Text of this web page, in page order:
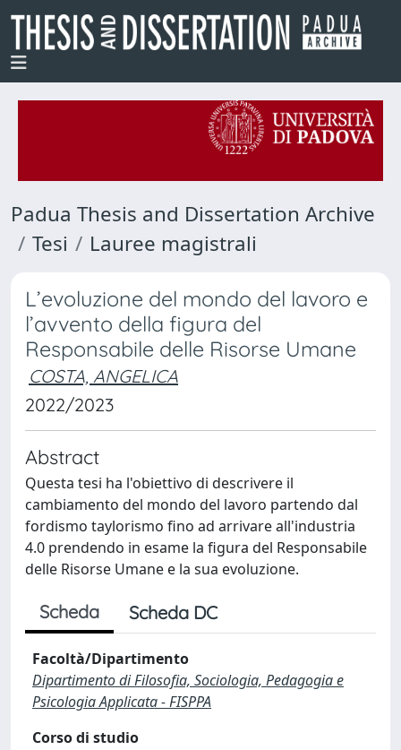
Padua Thesis and Dissertation Archive
Tesi
Lauree magistrali
L’evoluzione del mondo del lavoro e
l’avvento della figura del
Responsabile delle Risorse Umane
COSTA, ANGELICA
2022/2023
Abstract
Questa tesi ha l'obiettivo di descrivere il
cambiamento del mondo del lavoro partendo dal
fordismo taylorismo fino ad arrivare all'industria
4.0 prendendo in esame la figura del Responsabile
delle Risorse Umane e la sua evoluzione.
Scheda Scheda DC
Facoltà/Dipartimento
Dipartimento di Filosofia, Sociologia, Pedagogia e
Psicologia Applicata - FISPPA
Corso di studio